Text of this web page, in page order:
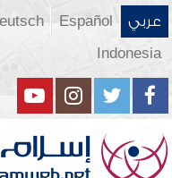
عربي Español
Indonesia